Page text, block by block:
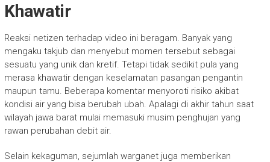
Khawatir
Reaksi netizen terhadap video ini beragam. Banyak yang
mengaku takjub dan menyebut momen tersebut sebagai
sesuatu yang unik dan kretif. Tetapi tidak sedikit pula yang
merasa khawatir dengan keselamatan pasangan pengantin
maupun tamu. Beberapa komentar menyoroti risiko akibat
kondisi air yang bisa berubah ubah. Apalagi di akhir tahun saat
wilayah jawa barat mulai memasuki musim penghujan yang
rawan perubahan debit air.
Selain kekaguman, sejumlah warganet juga memberikan